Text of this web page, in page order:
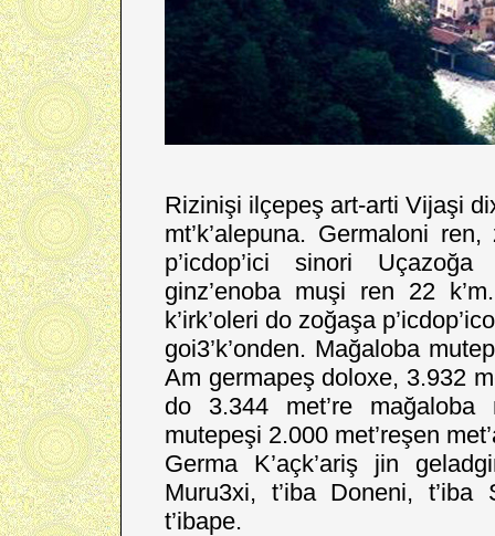
Rizinişi ilçepeş art-arti Vijaşi
mt’k’alepuna. Germaloni
p’icdop’ici sinori
ginz’enoba muşi ren 22
k’irk’oleri do zoğaşa
goi3’k’onden. Mağaloba
Am germapeş doloxe, 3.932
do 3.344 met’re
mutepeşi 2.000 met’reşen
Germa K’açk’ariş jin
Muru3xi, t’iba Doneni, t’iba
t’ibape.